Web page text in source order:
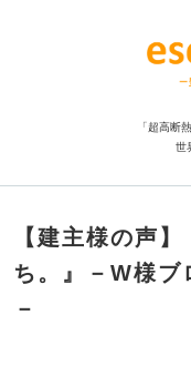
「超高断
世
【建主様の声
ち。』－W様ブ
－